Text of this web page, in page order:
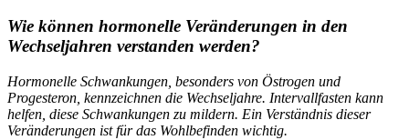
Wie können hormonelle Veränderungen in den
Wechseljahren verstanden werden?
Hormonelle Schwankungen, besonders von Östrogen und
Progesteron, kennzeichnen die Wechseljahre. Intervallfasten kann
helfen, diese Schwankungen zu mildern. Ein Verständnis dieser
Veränderungen ist für das Wohlbefinden wichtig.